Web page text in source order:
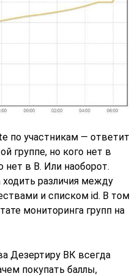
по участникам — ответит
группе, но кого нет в
нет в В. Или наоборот.
различия между
и списком id. В том
мониторинга групп на
Дезертиру ВК всегда
покупать баллы,